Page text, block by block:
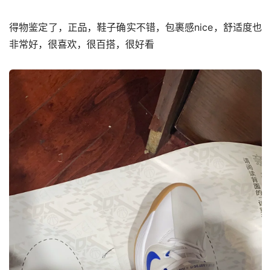
得物鉴定了，正品，鞋子确实不错，包裹感nice，舒适度也
非常好，很喜欢，很百搭，很好看